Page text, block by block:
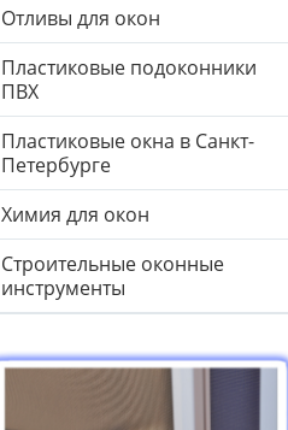
Отливы для окон
Пластиковые подоконники
ПВХ
Пластиковые окна в Санкт-
Петербурге
Химия для окон
Строительные оконные
инструменты